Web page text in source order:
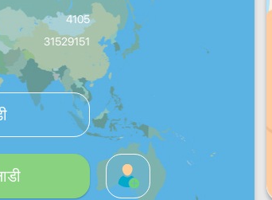
4105
31529151